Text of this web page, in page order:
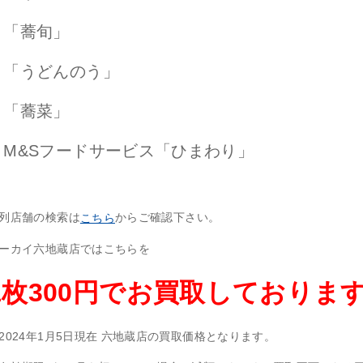
「蕎旬」
「うどんのう」
「蕎菜」
M&Sフードサービス「ひまわり」
店舗の検索はこちらからご確認下さい。
ーカイ六地蔵店ではこちらを
300円でお買取しておりま
年1月5日現在 六地蔵店の買取価格となります。